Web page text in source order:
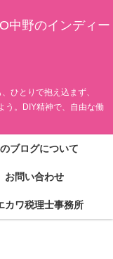
中野のインディー
ひとりで抱え込まず、
う。DIY精神で、自由な働
ブログについて
お問い合わせ
カワ税理士事務所